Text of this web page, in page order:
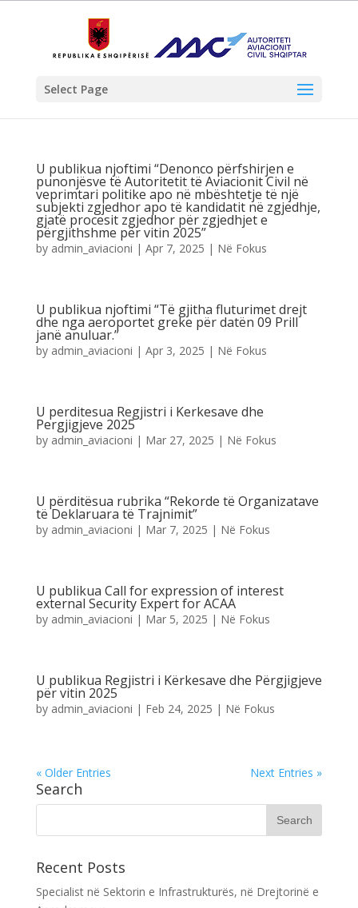
Select Page
U publikua njoftimi “Denonco përfshirjen e
punonjësve të Autoritetit të Aviacionit Civil në
veprimtari politike apo në mbështetje të një
subjekti zgjedhor apo të kandidatit në zgjedhje,
gjatë procesit zgjedhor për zgjedhjet e
përgjithshme për vitin 2025”
by admin_aviacioni | Apr 7, 2025 | Në Fokus
U publikua njoftimi “Të gjitha fluturimet drejt
dhe nga aeroportet greke për datën 09 Prill
janë anuluar.”
by admin_aviacioni | Apr 3, 2025 | Në Fokus
U perditesua Regjistri i Kerkesave dhe
Pergjigjeve 2025
by admin_aviacioni | Mar 27, 2025 | Në Fokus
U përditësua rubrika “Rekorde të Organizatave
të Deklaruara të Trajnimit”
by admin_aviacioni | Mar 7, 2025 | Në Fokus
U publikua Call for expression of interest
external Security Expert for ACAA
by admin_aviacioni | Mar 5, 2025 | Në Fokus
U publikua Regjistri i Kërkesave dhe Përgjigjeve
për vitin 2025
by admin_aviacioni | Feb 24, 2025 | Në Fokus
« Older Entries Next Entries »
Search
Recent Posts
Specialist në Sektorin e Infrastrukturës, në Drejtorinë e